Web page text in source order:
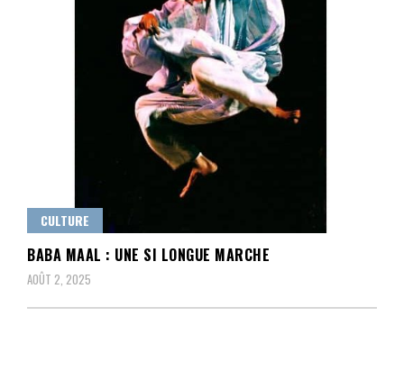
CULTURE
BABA MAAL : UNE SI LONGUE MARCHE
AOÛT 2, 2025